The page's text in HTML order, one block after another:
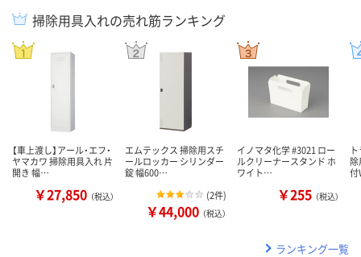
掃除用具入れの売れ筋ランキング
【車上渡し】アール・エフ・
ヤマカワ 掃除用具入れ 片
開き 幅…
￥27,850 （税込）
エムテックス 掃除用スチ
ールロッカー シリンダー
錠 幅600…
(2件)
￥44,000 （税込）
イノマタ化学 #3021 ロー
ルクリーナースタンド ホ
ワイト…
￥255 （税込）
ランキング一覧